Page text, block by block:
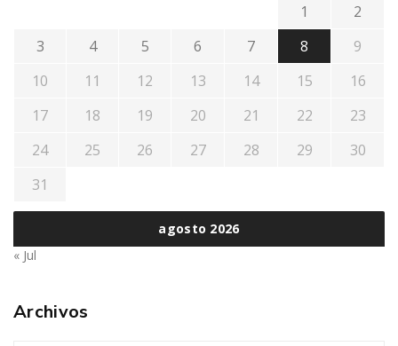
agosto 2026
1
2
3
4 5 6 7 8
9
10
11 12 13 14 15
16
17
18 19 20 21 22
23
24
25 26 27 28 29
30
31
« Jul
Archivos